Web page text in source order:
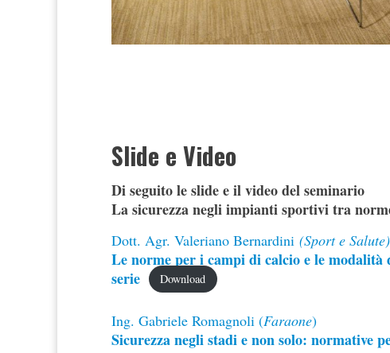
Slide e Video
Di seguito le slide e il video del seminario
La sicurezza negli impianti sportivi tra
Dott. Agr. Valeriano Bernardini (Sport e Salute)
Le norme per i campi di calcio e le
serie
Download
Ing. Gabriele Romagnoli (Faraone)
Sicurezza negli stadi e non solo: normative